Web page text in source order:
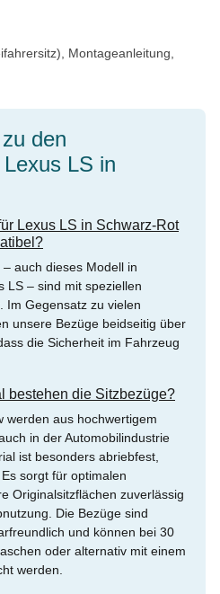
Montageanleitung,
den
LS in
Lexus LS in Schwarz-Rot
auch dieses Modell in
LS – sind mit speziellen
Im Gegensatz zu vielen
unsere Bezüge beidseitig über
die Sicherheit im Fahrzeug
bestehen die Sitzbezüge?
werden aus hochwertigem
in der Automobilindustrie
ist besonders abriebfest,
sorgt für optimalen
Originalsitzflächen zuverlässig
Die Bezüge sind
und können bei 30
oder alternativ mit einem
werden.